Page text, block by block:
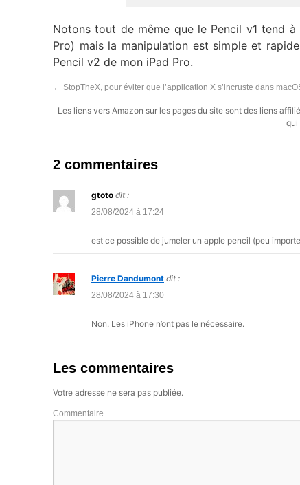
Notons tout de même que le Pencil v1 tend
Pro) mais la manipulation est simple et
Pencil v2 de mon iPad Pro.
← StopTheX, pour éviter que l’application X s’incruste dans
Les liens vers Amazon sur les pages du site sont des liens
qui
2 commentaires
gtoto dit :
28/08/2024 à 17:24
est ce possible de jumeler un apple pencil (peu
Pierre Dandumont dit :
28/08/2024 à 17:30
Non. Les iPhone n’ont pas le nécessaire.
Les commentaires
Votre adresse ne sera pas publiée.
Commentaire